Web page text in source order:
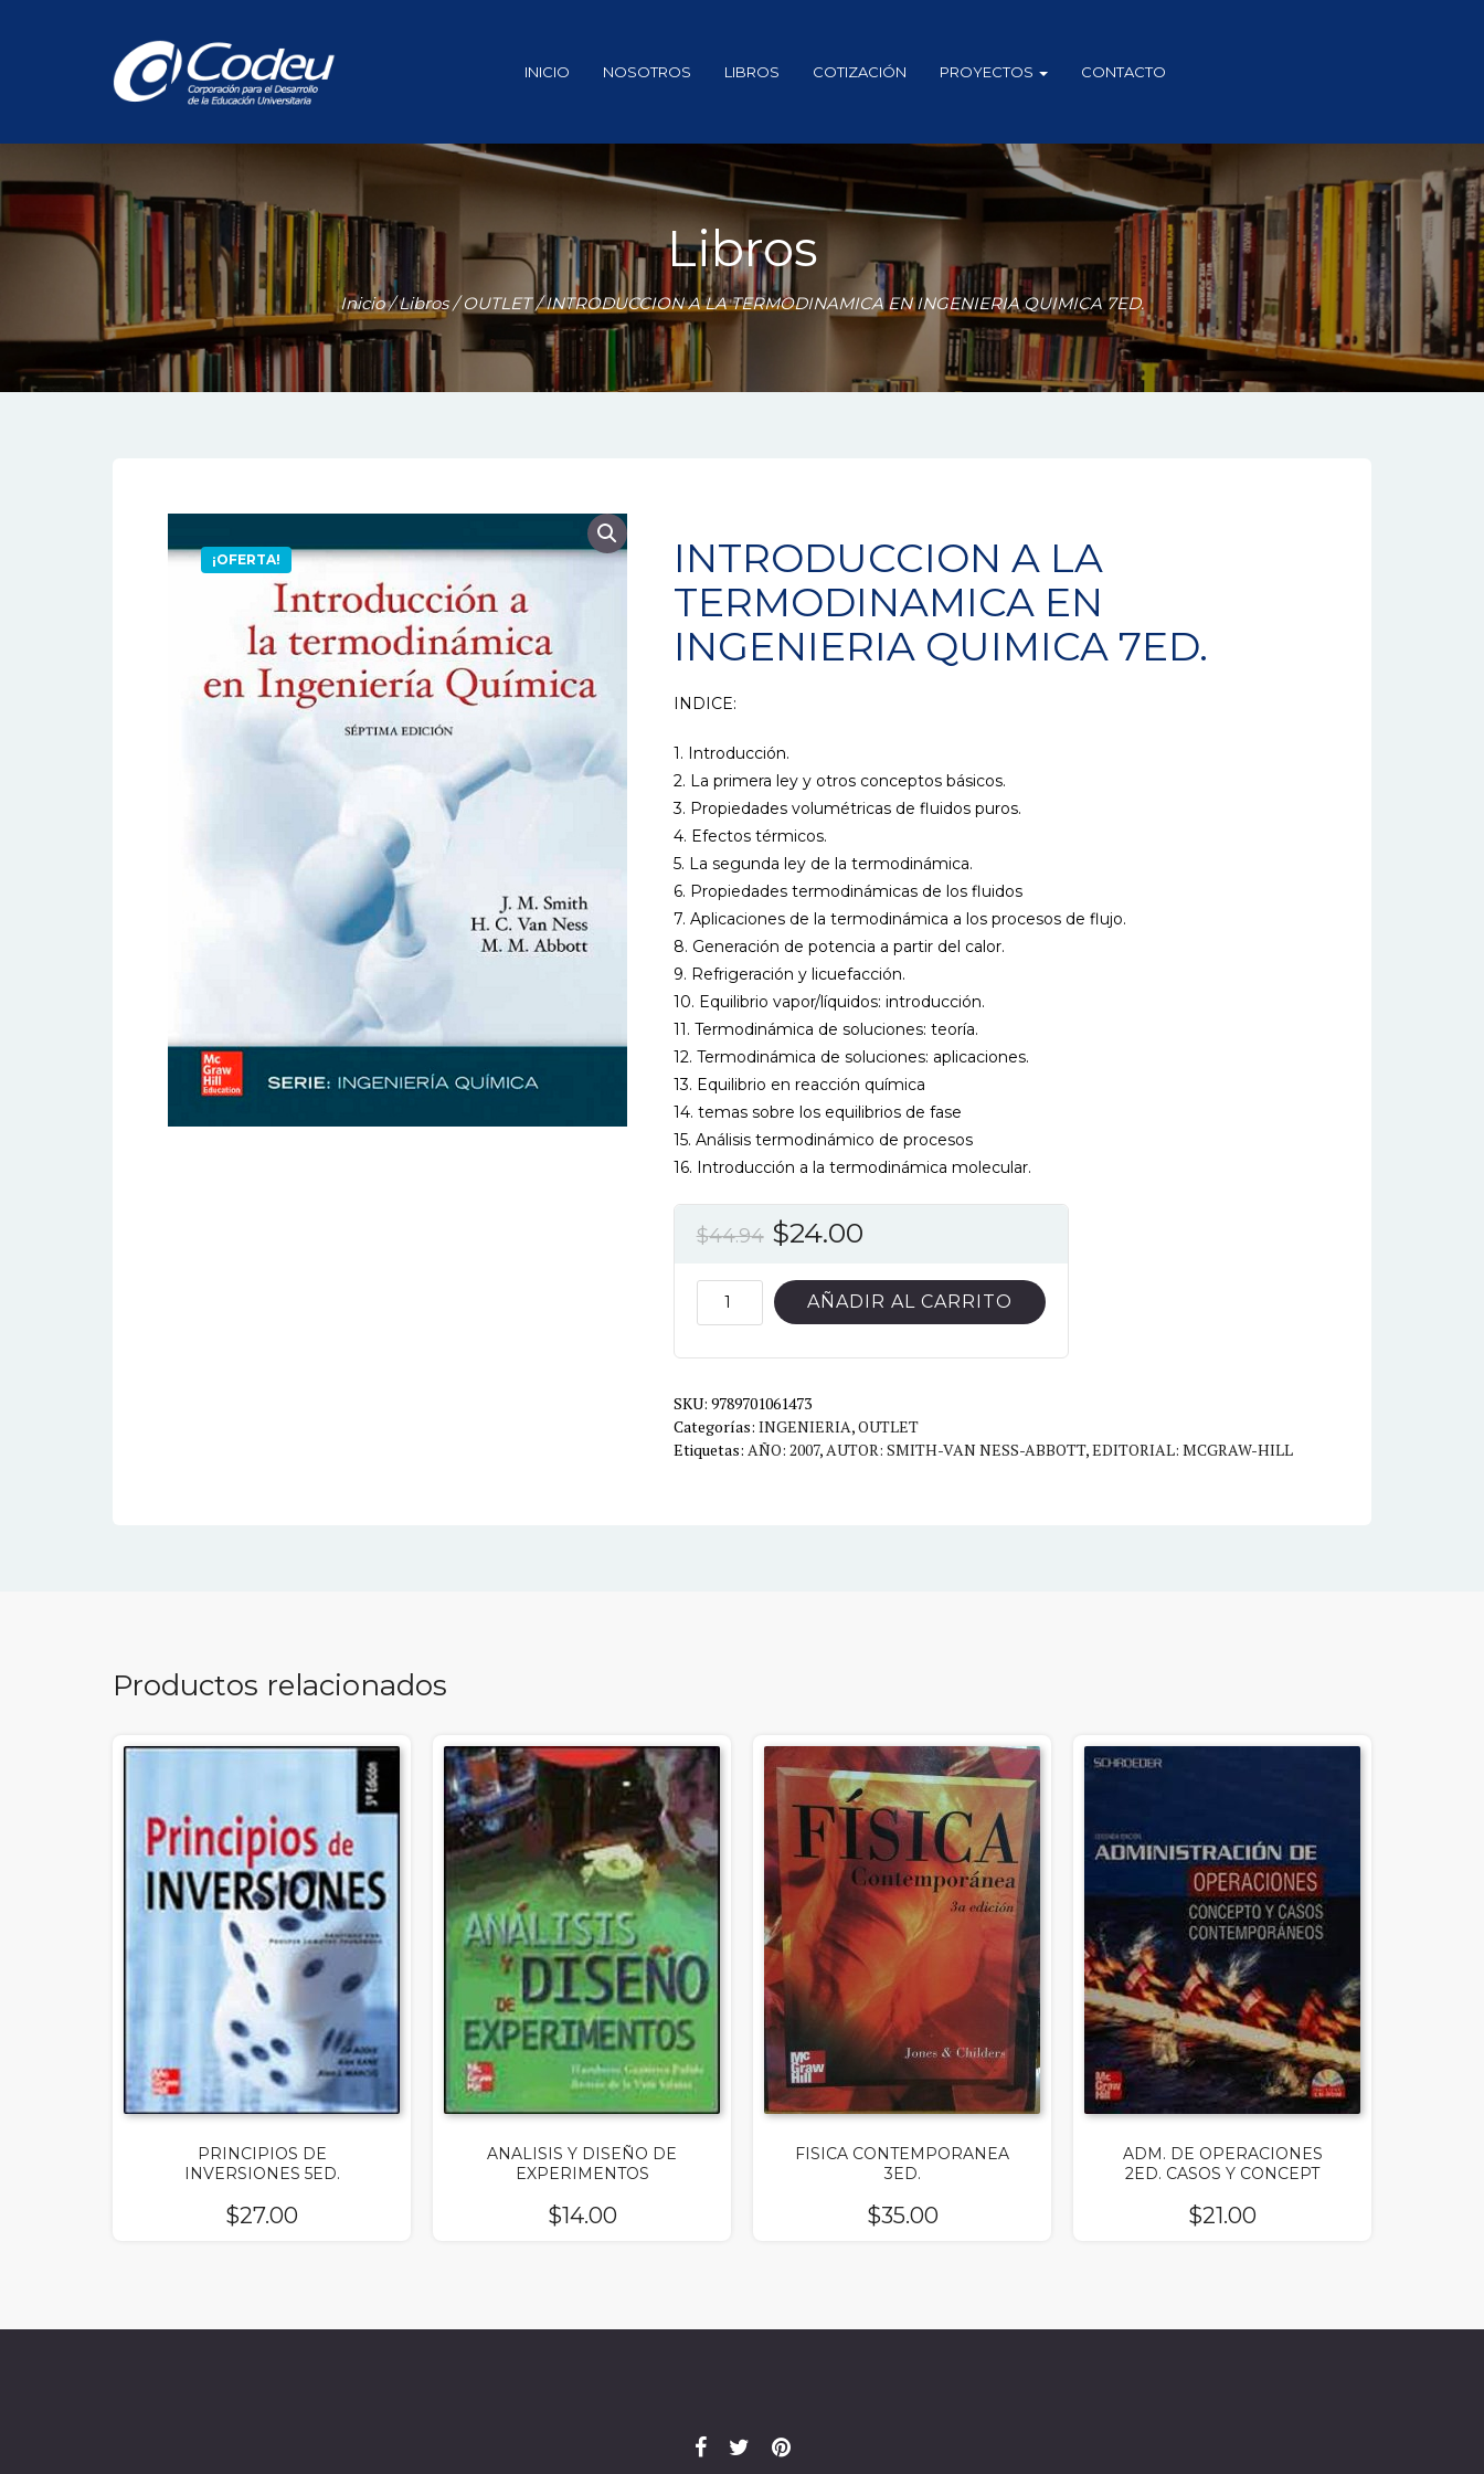
INICIO NOSOTROS LIBROS COTIZACIÓN PROYECTOS CONTACTO
Libros
Inicio/Libros/OUTLET/ INTRODUCCION A LA TERMODINAMICA EN INGENIERIA QUIMICA 7ED.
¡OFERTA!
INTRODUCCION A LA
TERMODINAMICA EN
INGENIERIA QUIMICA 7ED.
INDICE:
1. Introducción.
2. La primera ley y otros conceptos básicos.
3. Propiedades volumétricas de fluidos puros.
4. Efectos térmicos.
5. La segunda ley de la termodinámica.
6. Propiedades termodinámicas de los fluidos
7. Aplicaciones de la termodinámica a los procesos de flujo.
8. Generación de potencia a partir del calor.
9. Refrigeración y licuefacción.
10. Equilibrio vapor/líquidos: introducción.
11. Termodinámica de soluciones: teoría.
12. Termodinámica de soluciones: aplicaciones.
13. Equilibrio en reacción química
14. temas sobre los equilibrios de fase
15. Análisis termodinámico de procesos
16. Introducción a la termodinámica molecular.
$44.94 El
original
era:
$44.94.
$24.00El
actual
es:
$24.00.
INTRODUCCION
A
EN
INGENIERIA
QUIMICA
AÑADIR AL CARRITO
SKU: 9789701061473
Categorías: INGENIERIA,OUTLET
Etiquetas: AÑO: 2007,AUTOR: SMITH-VAN NESS-ABBOTT,EDITORIAL: MCGRAW-HILL
Productos relacionados
PRINCIPIOS DE
INVERSIONES 5ED.
$27.00
ANALISIS Y DISEÑO DE
EXPERIMENTOS
$14.00
FISICA CONTEMPORANEA
3ED.
$35.00
ADM. DE OPERACIONES
2ED. CASOS Y CONCEPT
$21.00